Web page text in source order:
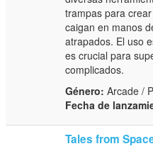
trampas para
caigan en manos
atrapados. El uso
es crucial para
complicados.
Género: Arcade /
Fecha de
Tales from